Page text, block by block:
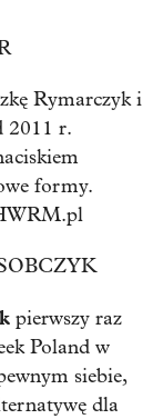
Rymarczyk i
2011 r.
formy.
pierwszy raz
Poland w
siebie,
dla